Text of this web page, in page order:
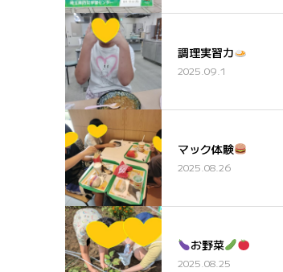
調理実習カ
2025.09.1
マック体験
2025.08.26
お野菜
2025.08.25